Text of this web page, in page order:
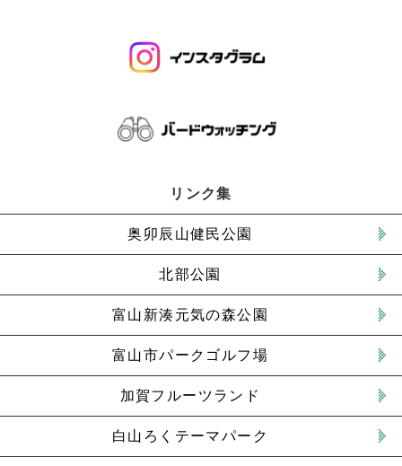
リンク集
奥卯辰山健民公園
北部公園
富山新湊元気の森公園
富山市パークゴルフ場
加賀フルーツランド
白山ろくテーマパーク